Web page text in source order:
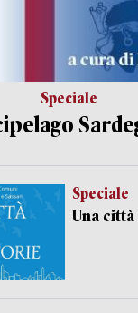
Speciale
Speciale
Una